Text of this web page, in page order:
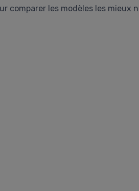
comparer les modèles les mieux